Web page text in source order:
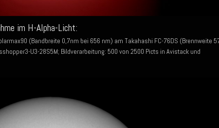
im H-Alpha-Licht:
(Bandbreite 0,7nm bei 656 nm) am Takahashi FC-76DS (Brennweite
U3-28S5M; Bildverarbeitung: 500 von 2500 Picts in Avistack und